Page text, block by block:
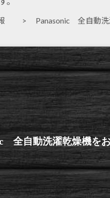
> Panasonic 全自動洗濯
全自動洗濯乾燥機を